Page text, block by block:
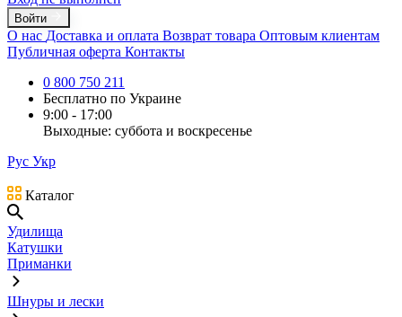
Войти
О нас Доставка и оплата Возврат товара Оптовым клиентам
Публичная оферта Контакты
0 800 750 211
Бесплатно по Украине
9:00 - 17:00
Выходные: суббота и воскресенье
Рус Укр
Каталог
Удилища
Катушки
Приманки
Шнуры и лески